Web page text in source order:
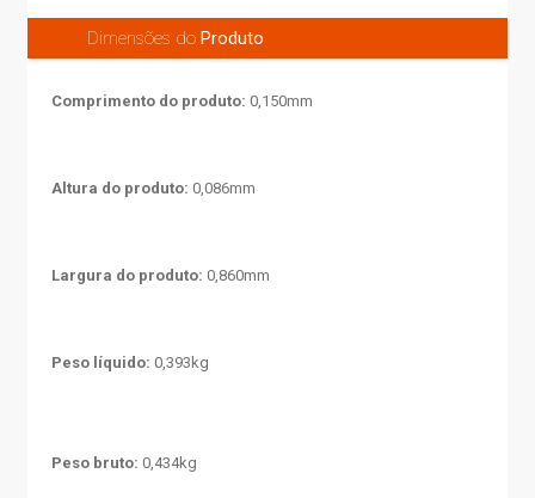
Dimensões doProduto
Comprimento do produto: 0,150mm
Altura do produto: 0,086mm
Largura do produto: 0,860mm
Peso líquido: 0,393kg
Peso bruto: 0,434kg